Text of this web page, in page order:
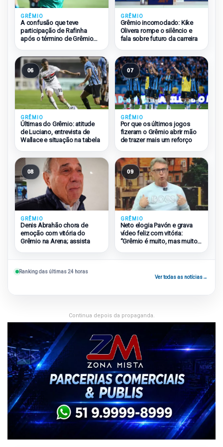
GRÊMIO
A confusão que teve
participação de Rafinha
após o término de Grêmio
GRÊMIO
Grêmio incomodado: Kike
Olivera rompe o silêncio e
fala sobre futuro da carreira
06
GRÊMIO
Últimas do Grêmio: atitude
de Luciano, entrevista de
Wallace e situação na tabela
07
GRÊMIO
Por que os últimos jogos
fizeram o Grêmio abrir mão
de trazer mais um reforço
08
GRÊMIO
Denis Abrahão chora de
emoção com vitória do
Grêmio na Arena; assista
09
GRÊMIO
Neto elogia Pavón e grava
vídeo feliz com vitória:
“Grêmio é muito, mas muito
Ranking das últimas 24 horas
Ver todas as notícias→
Continua depois da propaganda.